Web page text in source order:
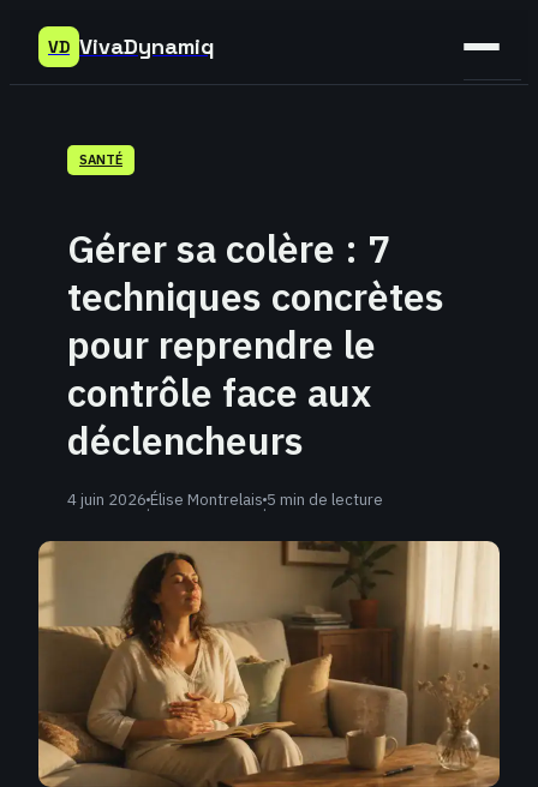
VD VivaDynamiq
SANTÉ
Gérer sa colère : 7
techniques concrètes
pour reprendre le
contrôle face aux
déclencheurs
4 juin 2026·Élise Montrelais·5 min de lecture